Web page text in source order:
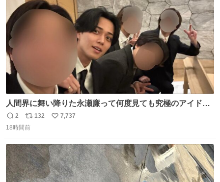
数
人間界に舞い降りた永瀬廉って何度見ても究極のアイドル
過ぎてずっと味する。美味い。
返
信
2
リ
ポ
ト
数
132
い
数
7,737
18時間前